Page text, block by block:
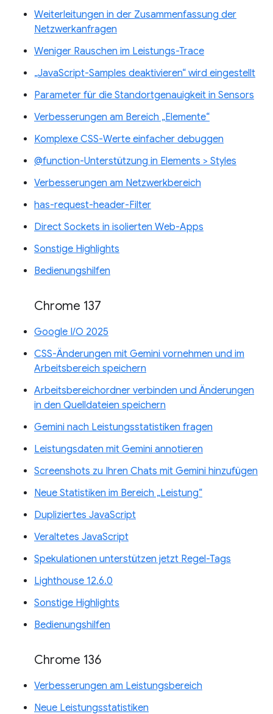
Weiterleitungen in der Zusammenfassung der
Netzwerkanfragen
Weniger Rauschen im Leistungs-Trace
„JavaScript-Samples deaktivieren“ wird eingestellt
Parameter für die Standortgenauigkeit in Sensors
Verbesserungen am Bereich „Elemente“
Komplexe CSS-Werte einfacher debuggen
@function-Unterstützung in Elements > Styles
Verbesserungen am Netzwerkbereich
has-request-header-Filter
Direct Sockets in isolierten Web-Apps
Sonstige Highlights
Bedienungshilfen
Chrome 137
Google I/O 2025
CSS-Änderungen mit Gemini vornehmen und im
Arbeitsbereich speichern
Arbeitsbereichordner verbinden und Änderungen
in den Quelldateien speichern
Gemini nach Leistungsstatistiken fragen
Leistungsdaten mit Gemini annotieren
Screenshots zu Ihren Chats mit Gemini hinzufügen
Neue Statistiken im Bereich „Leistung“
Dupliziertes JavaScript
Veraltetes JavaScript
Spekulationen unterstützen jetzt Regel-Tags
Lighthouse 12.6.0
Sonstige Highlights
Bedienungshilfen
Chrome 136
Verbesserungen am Leistungsbereich
Neue Leistungsstatistiken